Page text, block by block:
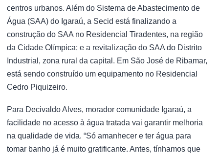
centros urbanos. Além do Sistema de Abastecimento de
Água (SAA) do Igaraú, a Secid está finalizando a
construção do SAA no Residencial Tiradentes, na região
da Cidade Olímpica; e a revitalização do SAA do Distrito
Industrial, zona rural da capital. Em São José de Ribamar,
está sendo construído um equipamento no Residencial
Cedro Piquizeiro.
Para Decivaldo Alves, morador comunidade Igaraú, a
facilidade no acesso à água tratada vai garantir melhoria
na qualidade de vida. “Só amanhecer e ter água para
tomar banho já é muito gratificante. Antes, tínhamos que